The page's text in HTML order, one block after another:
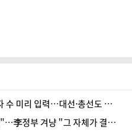
수 미리 입력…대선·총선도 수
李정부 겨냥 "그 자체가 결혼